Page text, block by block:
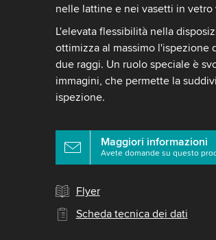
nelle lattine e nei vasetti in vetro
L'elevata flessibilità nella
ottimizza al massimo l'ispezione
due raggi. Un ruolo speciale è
immagini, che permette la
ispezione.
Maggiori informazioni
Avete domande su questo
Flyer
Scheda tecnica dei dati